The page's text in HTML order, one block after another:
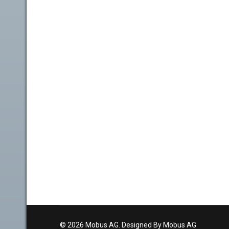
© 2026 Mobus AG. Designed By Mobus AG